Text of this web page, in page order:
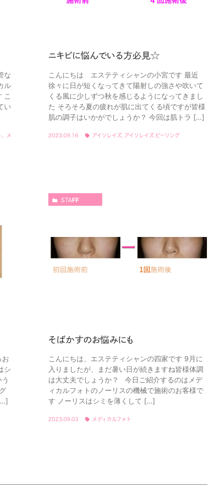
な
ル
こ
い
、メ
ニキビに悩んでいる方必見☆
こんにちは エステティシャンの小宮です 最近
徐々に日が短くなってきて陽射しの強さや吹いて
くる風に少しずつ秋を感じるようになってきまし
た そろそろ夏の疲れが肌に出てくる頃ですが皆様
肌の調子はいかがでしょうか？ 今回は肌トラ […]
2023.09.16 アイソレイズ アイソレイズ.ピーリング
お
シ
STAFF
そばかすのお悩みにも
こんにちは、エステティシャンの四家です 9月に
入りましたが、まだ暑い日が続きますね皆様体調
は大丈夫でしょうか？ 今日ご紹介するのはメデ
ィカルフォトのノーリスの機械で施術のお客様で
す ノーリスはシミを薄くして […]
2023.09.03 メディカルフォト